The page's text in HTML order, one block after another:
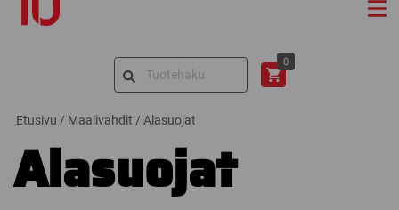
Search
0
Etusivu / Maalivahdit / Alasuojat
Alasuojat